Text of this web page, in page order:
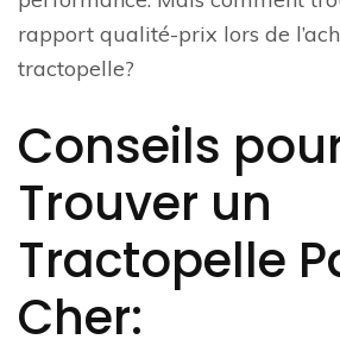
rapport qualité-prix lors de
tractopelle?
Conseils
Trouver un
Tractopelle
Cher: